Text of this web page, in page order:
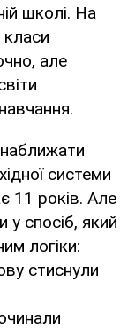
школі. На
класи
але
системи
11 років. Але
у спосіб, який
логіки:
стиснули